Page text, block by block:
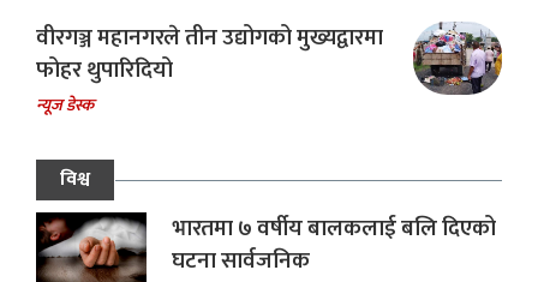
वीरगञ्ज महानगरले तीन उद्योगको मुख्यद्वारमा
फोहर थुपारिदियो
न्यूज डेस्क
विश्व
भारतमा ७ वर्षीय बालकलाई बलि दिएको
घटना सार्वजनिक